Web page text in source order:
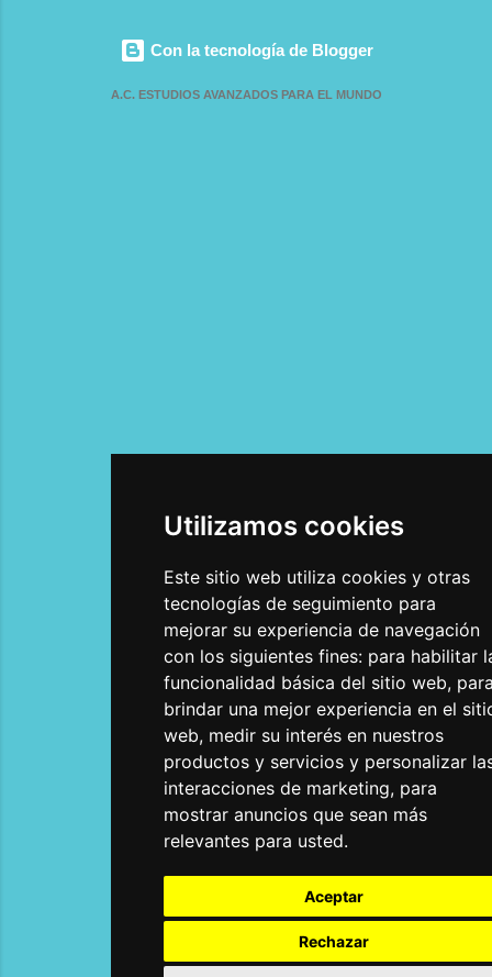
Utilizamos cookies
Este sitio web utiliza cookies y otras
tecnologías de seguimiento para
mejorar su experiencia de navegación
con los siguientes fines: para habilitar
funcionalidad básica del sitio web,
brindar una mejor experiencia en el
web, medir su interés en nuestros
productos y servicios y personalizar
interacciones de marketing, para
mostrar anuncios que sean más
relevantes para usted.
Aceptar
Rechazar
Utilizamos cookies
Este sitio web utiliza cookies y otras
tecnologías de seguimiento para
mejorar su experiencia de navegación
con los siguientes fines: para habilitar
funcionalidad básica del sitio web,
brindar una mejor experiencia en el
web, medir su interés en nuestros
productos y servicios y personalizar
interacciones de marketing, para
mostrar anuncios que sean más
relevantes para usted.
Aceptar
Rechazar
profesionales – Persona natural · Base
fiscalización, y su incumplimiento puede
generar sanciones y la pérdida del derecho a
Con la tecnología de Blogger
A.C. ESTUDIOS AVANZADOS PARA EL MUNDO